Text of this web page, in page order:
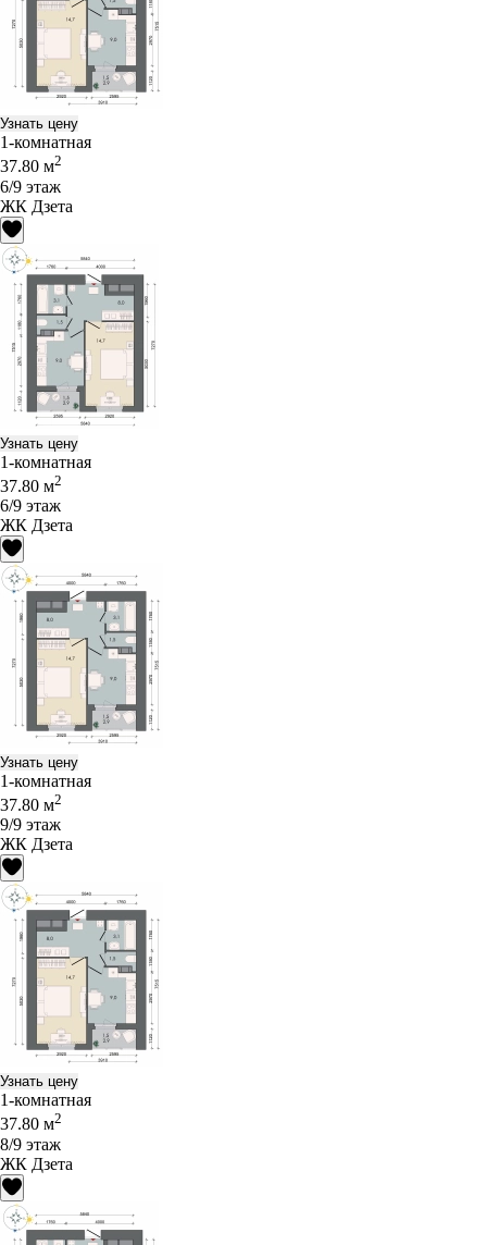
Узнать цену
1-комнатная
37.80 м2
6/9 этаж
ЖК Дзета
Узнать цену
1-комнатная
37.80 м2
6/9 этаж
ЖК Дзета
Узнать цену
1-комнатная
37.80 м2
9/9 этаж
ЖК Дзета
Узнать цену
1-комнатная
37.80 м2
8/9 этаж
ЖК Дзета